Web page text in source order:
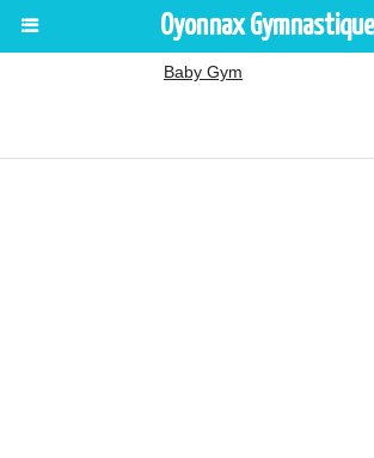
Oyonnax Gymnastique
Baby Gym